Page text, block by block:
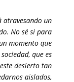
atravesando un
No sé si para
momento que
que es
desierto tan
aislados,